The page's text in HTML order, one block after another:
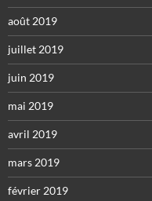
août 2019
juillet 2019
juin 2019
mai 2019
avril 2019
mars 2019
février 2019